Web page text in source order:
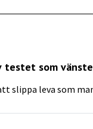
testet som
slippa leva som